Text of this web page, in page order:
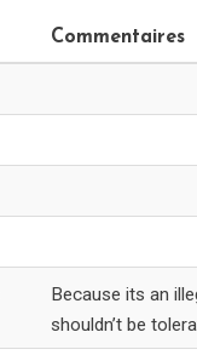
Commentaires
Because its an
shouldn’t be